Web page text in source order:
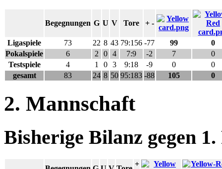
Begegnungen G U V Tore + -
Ligaspiele 73 22 8 43 79:156 -77 99
0
Pokalspiele
6 2 0 4 7:9 -2 7
0
Testspiele
4 1 0 3 9:18 -9 0
0
gesamt
83 24 8 50 95:183 -88 105 0
2. Mannschaft
Bisherige Bilanz gegen
+